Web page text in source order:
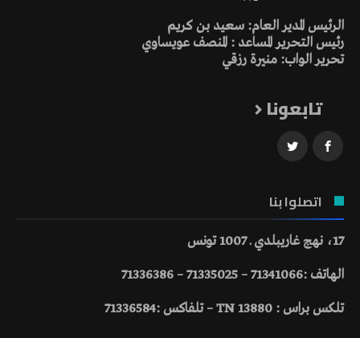
الرئيس المدير العام: سعيد بن كريم
رئيس التحرير المساعد : المنصف عويساوي
تحرير الواب: منيرة رزقي
تابعونا
اتصلوا بنا
17، نهج غاريبلدي ـ 1007 تونس
الهاتف :71341066 – 71335025 – 71336386
تلكس براس : 13880 TN – تلفاكس :71336584